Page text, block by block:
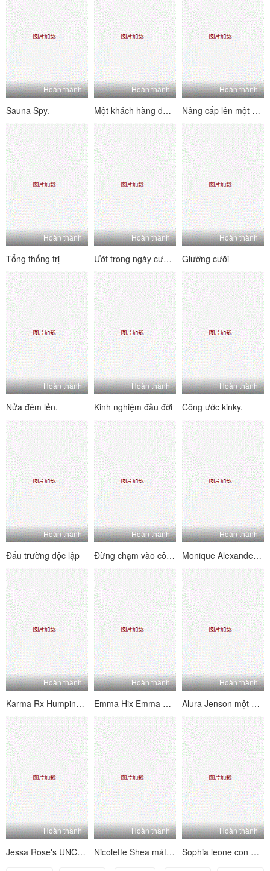
Hoàn thành
Sauna Spy.
Hoàn thành
Một khách hàng đòi hỏi
Hoàn thành
Nâng cấp lên một mô hình cũ
Hoàn thành
Tổng thống trị
Hoàn thành
Ướt trong ngày cưới của cô ấy
Hoàn thành
Giường cưỡi
Hoàn thành
Nửa đêm lẻn.
Hoàn thành
Kinh nghiệm đầu đời
Hoàn thành
Công ước kinky.
Hoàn thành
Đấu trường độc lập
Hoàn thành
Đừng chạm vào cô ấy 7
Hoàn thành
Monique Alexander Massage Cumplimentary
Hoàn thành
Karma Rx Humping Chakras của tôi
Hoàn thành
Emma Hix Emma được tất cả dầu lên [N1C]
Hoàn thành
Alura Jenson một khách hàng yêu cầu
Hoàn thành
Jessa Rose's UNC G G tráng
Hoàn thành
Nicolette Shea mát xa trong công việc
Hoàn thành
Sophia leone con gái của cô quá chật